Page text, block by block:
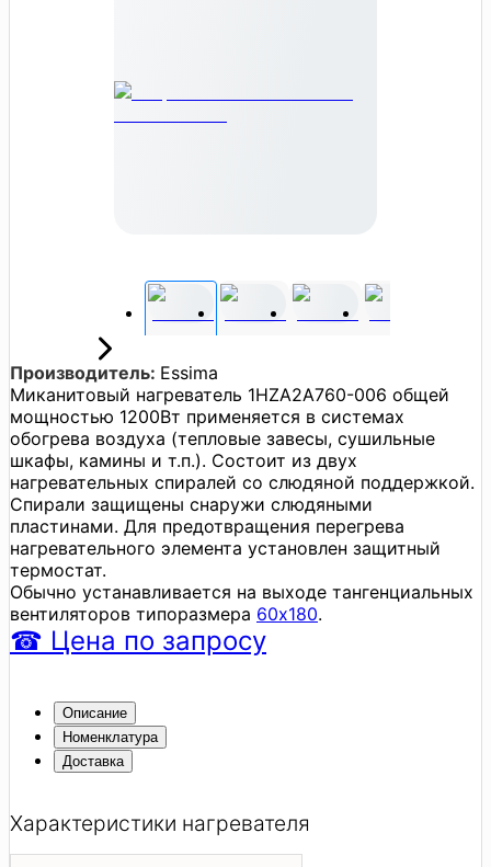
Производитель: Essima
Миканитовый нагреватель 1HZA2A760-006 общей
мощностью 1200Вт применяется в системах
обогрева воздуха (тепловые завесы, сушильные
шкафы, камины и т.п.). Состоит из двух
нагревательных спиралей со слюдяной поддержкой.
Спирали защищены снаружи слюдяными
пластинами. Для предотвращения перегрева
нагревательного элемента установлен защитный
термостат.
Обычно устанавливается на выходе тангенциальных
вентиляторов типоразмера 60x180.
☎ Цена по запросу
Описание
Номенклатура
Доставка
Характеристики нагревателя